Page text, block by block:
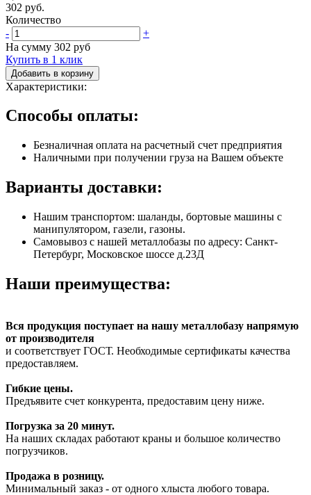
302 руб.
Количество
-
+
На сумму 302 руб
Купить в 1 клик
Добавить в корзину
Характеристики:
Способы оплаты:
Безналичная оплата на расчетный счет предприятия
Наличными при получении груза на Вашем объекте
Варианты доставки:
Нашим транспортом: шаланды, бортовые машины с
манипулятором, газели, газоны.
Самовывоз с нашей металлобазы по адресу: Санкт-
Петербург, Московское шоссе д.23Д
Наши преимущества:
Вся продукция поступает на нашу металлобазу напрямую
от производителя
и соответствует ГОСТ. Необходимые сертификаты качества
предоставляем.
Гибкие цены.
Предъявите счет конкурента, предоставим цену ниже.
Погрузка за 20 минут.
На наших складах работают краны и большое количество
погрузчиков.
Продажа в розницу.
Минимальный заказ - от одного хлыста любого товара.